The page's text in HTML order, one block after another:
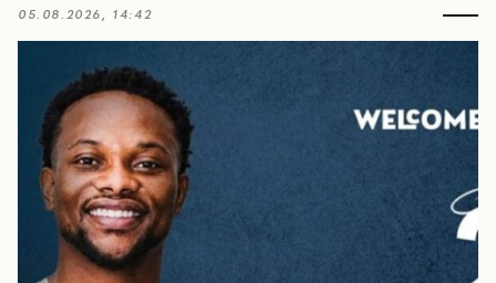
05.08.2026, 14:42